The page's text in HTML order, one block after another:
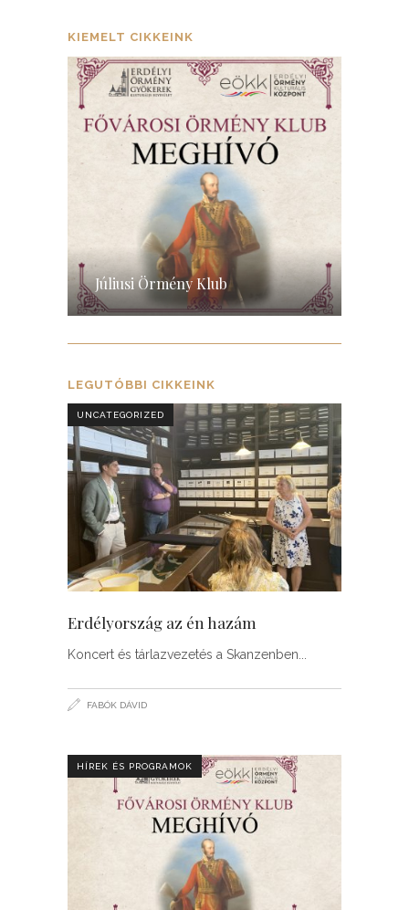
KIEMELT CIKKEINK
Hétvégi Örmény Iskola indul
2027-ben
LEGUTÓBBI CIKKEINK
UNCATEGORIZED
Erdélyország az én hazám
Koncert és tárlazvezetés a Skanzenben
FABÓK DÁVID
HÍREK ÉS PROGRAMOK